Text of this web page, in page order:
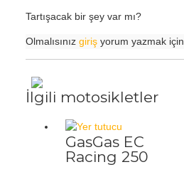
Tartışacak bir şey var mı?
Olmalısınız girişyorum yazmak için.
İlgili motosikletler
GasGas EC
Racing 250